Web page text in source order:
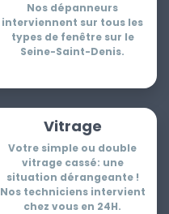
Nos dépanneurs
interviennent sur tous les
types de fenêtre sur le
Seine-Saint-Denis.
Vitrage
Votre simple ou double
vitrage cassé: une
situation dérangeante !
Nos techniciens intervient
chez vous en 24H.